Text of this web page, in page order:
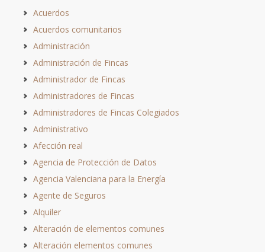
Acuerdos
Acuerdos comunitarios
Administración
Administración de Fincas
Administrador de Fincas
Administradores de Fincas
Administradores de Fincas Colegiados
Administrativo
Afección real
Agencia de Protección de Datos
Agencia Valenciana para la Energía
Agente de Seguros
Alquiler
Alteración de elementos comunes
Alteración elementos comunes